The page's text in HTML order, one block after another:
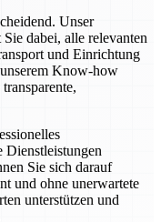
Unser
dabei, alle relevanten
und Einrichtung
Know-how
Dienstleistungen
Sie sich darauf
und ohne unerwartete
unterstützen und